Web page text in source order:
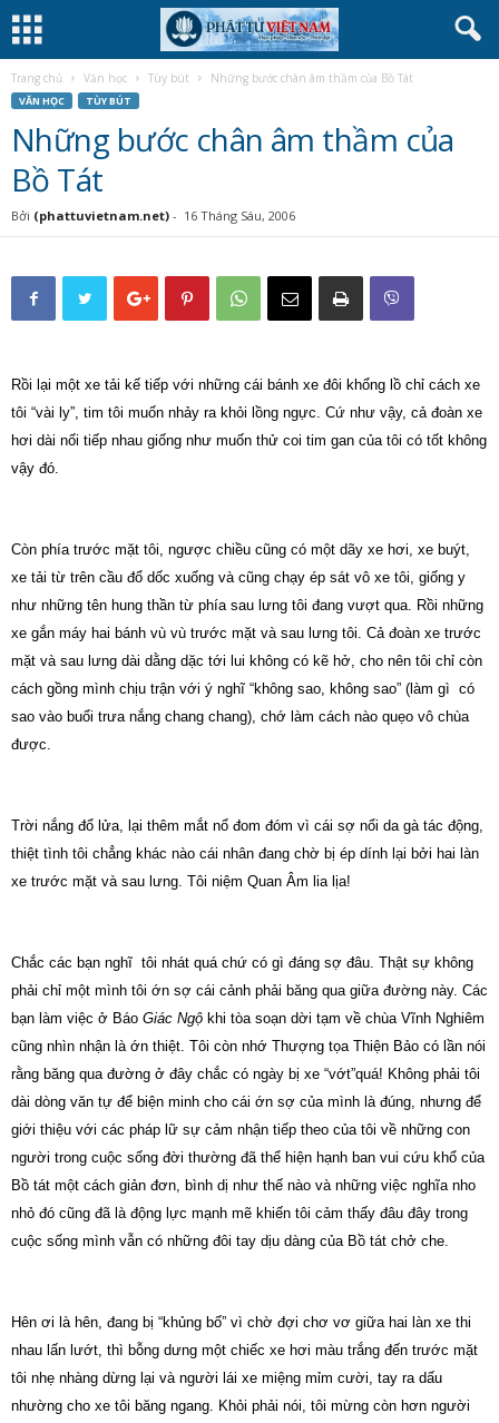
Trang chủ Văn học Tùy bút Những bước chân âm thầm của Bồ Tát
VĂN HỌC TÙY BÚT
Những bước chân âm thầm của
Bồ Tát
Bởi (phattuvietnam.net) - 16 Tháng Sáu, 2006
Rồi lại một xe tải kế tiếp với những cái bánh xe đôi khổng lồ chỉ cách xe
tôi “vài ly”, tim tôi muốn nhảy ra khỏi lồng ngực. Cứ như vậy, cả đoàn xe
hơi dài nối tiếp nhau giống như muốn thử coi tim gan của tôi có tốt không
vậy đó.
Còn phía trước mặt tôi, ngược chiều cũng có một dãy xe hơi, xe buýt,
xe tải từ trên cầu đổ dốc xuống và cũng chạy ép sát vô xe tôi, giống y
như những tên hung thần từ phía sau lưng tôi đang vượt qua. Rồi những
xe gắn máy hai bánh vù vù trước mặt và sau lưng tôi. Cả đoàn xe trước
mặt và sau lưng dài dằng dặc tới lui không có kẽ hở, cho nên tôi chỉ còn
cách gồng mình chịu trận với ý nghĩ “không sao, không sao” (làm gì có
sao vào buổi trưa nắng chang chang), chớ làm cách nào quẹo vô chùa
được.
Trời nắng đổ lửa, lại thêm mắt nổ đom đóm vì cái sợ nổi da gà tác động,
thiệt tình tôi chẳng khác nào cái nhân đang chờ bị ép dính lại bởi hai làn
xe trước mặt và sau lưng. Tôi niệm Quan Âm lia lịa!
Chắc các bạn nghĩ tôi nhát quá chứ có gì đáng sợ đâu. Thật sự không
phải chỉ một mình tôi ớn sợ cái cảnh phải băng qua giữa đường này. Các
bạn làm việc ở Báo Giác Ngộ khi tòa soạn dời tạm về chùa Vĩnh Nghiêm
cũng nhìn nhận là ớn thiệt. Tôi còn nhớ Thượng tọa Thiện Bảo có lần nói
rằng băng qua đường ở đây chắc có ngày bị xe “vớt”quá! Không phải tôi
dài dòng văn tự để biện minh cho cái ớn sợ của mình là đúng, nhưng để
giới thiệu với các pháp lữ sự cảm nhận tiếp theo của tôi về những con
người trong cuộc sống đời thường đã thể hiện hạnh ban vui cứu khổ của
Bồ tát một cách giản đơn, bình dị như thế nào và những việc nghĩa nho
nhỏ đó cũng đã là động lực mạnh mẽ khiến tôi cảm thấy đâu đây trong
cuộc sống mình vẫn có những đôi tay dịu dàng của Bồ tát chở che.
Hên ơi là hên, đang bị “khủng bố” vì chờ đợi chơ vơ giữa hai làn xe thi
nhau lấn lướt, thì bỗng dưng một chiếc xe hơi màu trắng đến trước mặt
tôi nhẹ nhàng dừng lại và người lái xe miệng mỉm cười, tay ra dấu
nhường cho xe tôi băng ngang. Khỏi phải nói, tôi mừng còn hơn người